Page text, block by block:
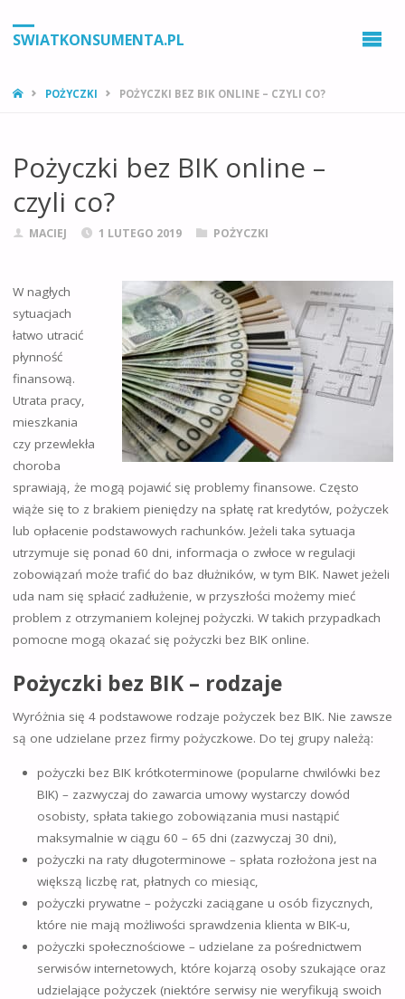
SWIATKONSUMENTA.PL
STRONA
POŻYCZKI POŻYCZKI BEZ BIK ONLINE – CZYLI CO?
Pożyczki bez BIK online –
czyli co?
MACIEJ 1 LUTEGO 2019 POŻYCZKI
W nagłych
sytuacjach
łatwo utracić
płynność
finansową.
Utrata pracy,
mieszkania
czy przewlekła
choroba
sprawiają, że mogą pojawić się problemy finansowe. Często
wiąże się to z brakiem pieniędzy na spłatę rat kredytów, pożyczek
lub opłacenie podstawowych rachunków. Jeżeli taka sytuacja
utrzymuje się ponad 60 dni, informacja o zwłoce w regulacji
zobowiązań może trafić do baz dłużników, w tym BIK. Nawet jeżeli
uda nam się spłacić zadłużenie, w przyszłości możemy mieć
problem z otrzymaniem kolejnej pożyczki. W takich przypadkach
pomocne mogą okazać się pożyczki bez BIK online.
Pożyczki bez BIK – rodzaje
Wyróżnia się 4 podstawowe rodzaje pożyczek bez BIK. Nie zawsze
są one udzielane przez firmy pożyczkowe. Do tej grupy należą:
pożyczki bez BIK krótkoterminowe (popularne chwilówki bez
BIK) – zazwyczaj do zawarcia umowy wystarczy dowód
osobisty, spłata takiego zobowiązania musi nastąpić
maksymalnie w ciągu 60 – 65 dni (zazwyczaj 30 dni),
pożyczki na raty długoterminowe – spłata rozłożona jest na
większą liczbę rat, płatnych co miesiąc,
pożyczki prywatne – pożyczki zaciągane u osób fizycznych,
które nie mają możliwości sprawdzenia klienta w BIK-u,
pożyczki społecznościowe – udzielane za pośrednictwem
serwisów internetowych, które kojarzą osoby szukające oraz
udzielające pożyczek (niektóre serwisy nie weryfikują swoich